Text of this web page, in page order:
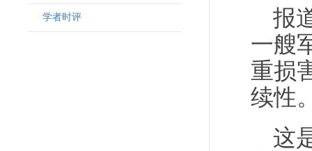
学者时评
报
一艘
重损
续性
这